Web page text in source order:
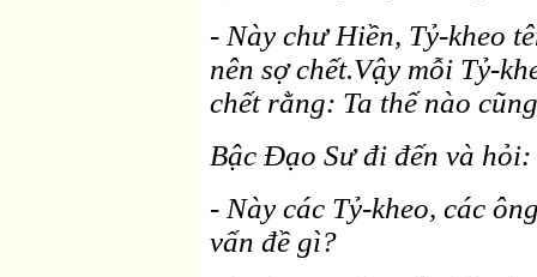
- Này chư Hiền, Tỷ-kheo
nên sợ chết.Vậy mỗi Tỷ-
chết rằng: Ta thế nào
Bậc Ðạo Sư đi đến và hỏi:
- Này các Tỷ-kheo, các
vấn đề gì?